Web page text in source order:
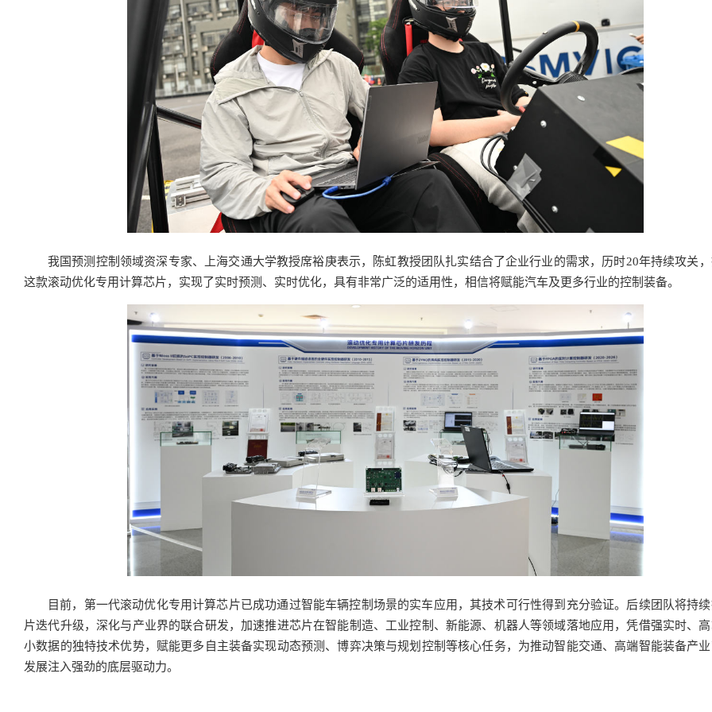
我国预测控制领域资深专家、上海交通大学教授席裕庚表示，陈虹教授团队扎实结合了企业行业的需求，历时20年持续攻关
这款滚动优化专用计算芯片，实现了实时预测、实时优化，具有非常广泛的适用性，相信将赋能汽车及更多行业的控制装备。
目前，第一代滚动优化专用计算芯片已成功通过智能车辆控制场景的实车应用，其技术可行性得到充分验证。后续团队将持
片迭代升级，深化与产业界的联合研发，加速推进芯片在智能制造、工业控制、新能源、机器人等领域落地应用，凭借强实时、
小数据的独特技术优势，赋能更多自主装备实现动态预测、博弈决策与规划控制等核心任务，为推动智能交通、高端智能装备产
发展注入强劲的底层驱动力。